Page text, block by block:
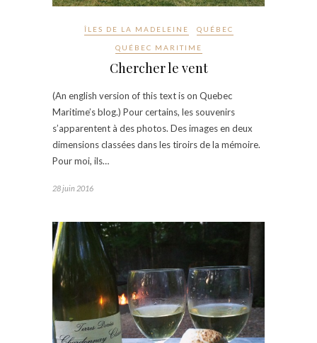
ÎLES DE LA MADELEINE QUÉBEC
QUÉBEC MARITIME
Chercher le vent
(An english version of this text is on Quebec
Maritime’s blog.) Pour certains, les souvenirs
s’apparentent à des photos. Des images en deux
dimensions classées dans les tiroirs de la mémoire.
Pour moi, ils…
28 juin 2016